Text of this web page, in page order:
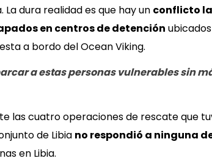
dura realidad es que hay un conflicto
en centros de detención
a bordo del Ocean Viking.
a estas personas vulnerables sin
las cuatro operaciones de rescate que
de Libia no respondió a ninguna
en Libia.